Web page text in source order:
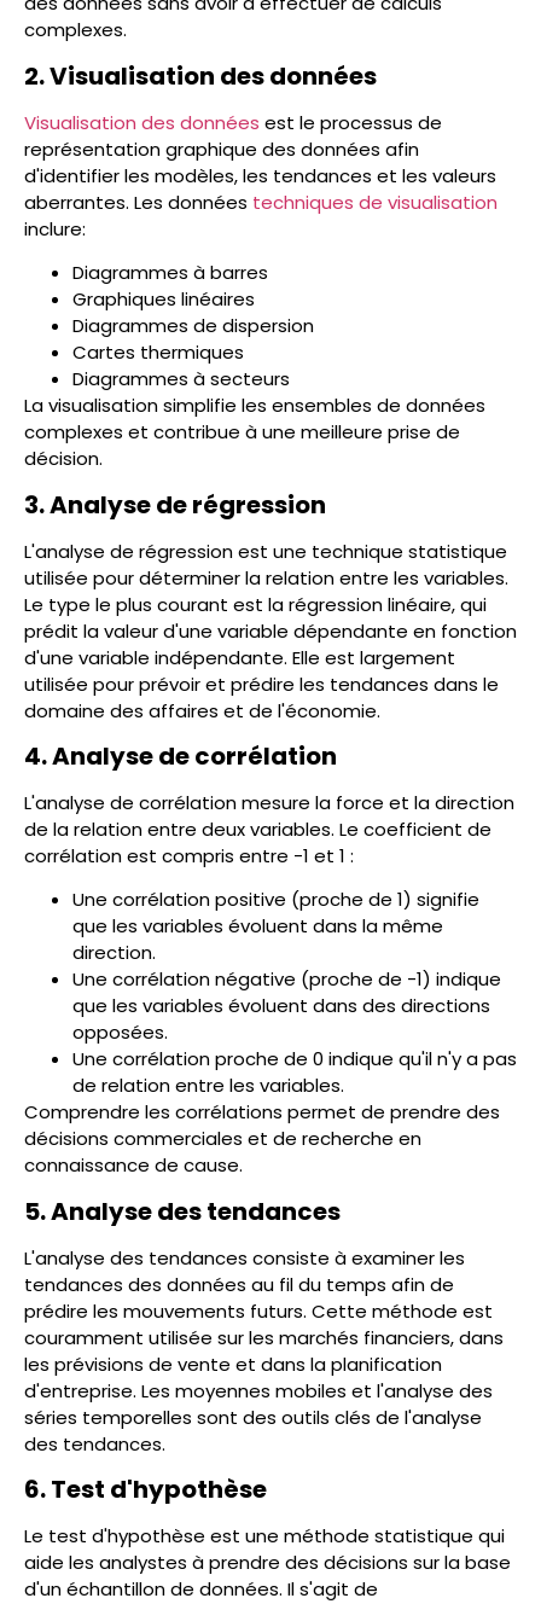
complexes.
2. Visualisation des données
Visualisation des données est le processus de
représentation graphique des données afin
d'identifier les modèles, les tendances et les valeurs
aberrantes. Les données techniques de visualisation
inclure:
Diagrammes à barres
Graphiques linéaires
Diagrammes de dispersion
Cartes thermiques
Diagrammes à secteurs
La visualisation simplifie les ensembles de données
complexes et contribue à une meilleure prise de
décision.
3. Analyse de régression
L'analyse de régression est une technique statistique
utilisée pour déterminer la relation entre les variables.
Le type le plus courant est la régression linéaire, qui
prédit la valeur d'une variable dépendante en fonction
d'une variable indépendante. Elle est largement
utilisée pour prévoir et prédire les tendances dans le
domaine des affaires et de l'économie.
4. Analyse de corrélation
L'analyse de corrélation mesure la force et la direction
de la relation entre deux variables. Le coefficient de
corrélation est compris entre -1 et 1 :
Une corrélation positive (proche de 1) signifie
que les variables évoluent dans la même
direction.
Une corrélation négative (proche de -1) indique
que les variables évoluent dans des directions
opposées.
Une corrélation proche de 0 indique qu'il n'y a pas
de relation entre les variables.
Comprendre les corrélations permet de prendre des
décisions commerciales et de recherche en
connaissance de cause.
5. Analyse des tendances
L'analyse des tendances consiste à examiner les
tendances des données au fil du temps afin de
prédire les mouvements futurs. Cette méthode est
couramment utilisée sur les marchés financiers, dans
les prévisions de vente et dans la planification
d'entreprise. Les moyennes mobiles et l'analyse des
séries temporelles sont des outils clés de l'analyse
des tendances.
6. Test d'hypothèse
Le test d'hypothèse est une méthode statistique qui
aide les analystes à prendre des décisions sur la base
d'un échantillon de données. Il s'agit de